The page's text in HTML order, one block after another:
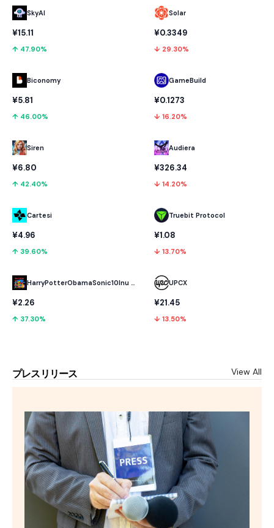
SkyAI
¥15.11
↑ 47.90%
Biconomy
¥5.81
↑ 46.00%
Siren
¥6.80
↑ 42.40%
Cartesi
¥4.96
↑ 39.60%
HarryPotterObamaSonic10Inu (ETH)
¥2.26
↑ 37.30%
Solar
¥0.3349
↓ 29.30%
GameBuild
¥0.1273
↓ 16.20%
Audiera
¥326.34
↓ 14.20%
Truebit Protocol
¥1.08
↓ 13.70%
UPCX
¥21.45
↓ 13.50%
プレスリリース View All